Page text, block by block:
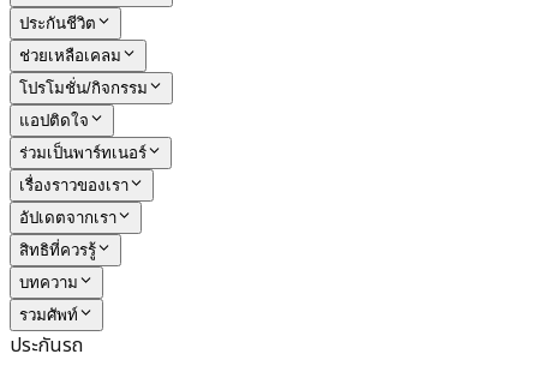
ประกันชีวิต
ช่วยเหลือเคลม
โปรโมชั่น/กิจกรรม
แอปติดใจ
ร่วมเป็นพาร์ทเนอร์
เรื่องราวของเรา
อัปเดตจากเรา
สิทธิที่ควรรู้
บทความ
รวมศัพท์
ประกันรถ